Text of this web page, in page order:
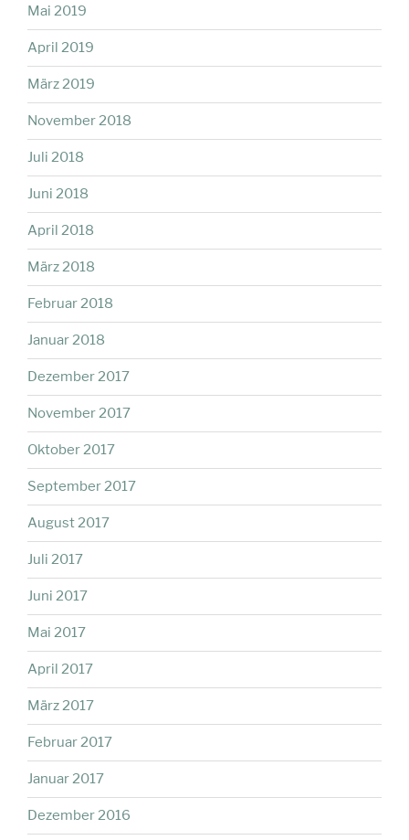
Mai 2019
April 2019
März 2019
November 2018
Juli 2018
Juni 2018
April 2018
März 2018
Februar 2018
Januar 2018
Dezember 2017
November 2017
Oktober 2017
September 2017
August 2017
Juli 2017
Juni 2017
Mai 2017
April 2017
März 2017
Februar 2017
Januar 2017
Dezember 2016